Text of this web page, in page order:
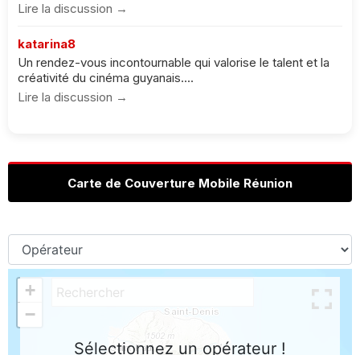
Lire la discussion →
katarina8
Un rendez-vous incontournable qui valorise le talent et la
créativité du cinéma guyanais....
Lire la discussion →
Carte de Couverture Mobile Réunion